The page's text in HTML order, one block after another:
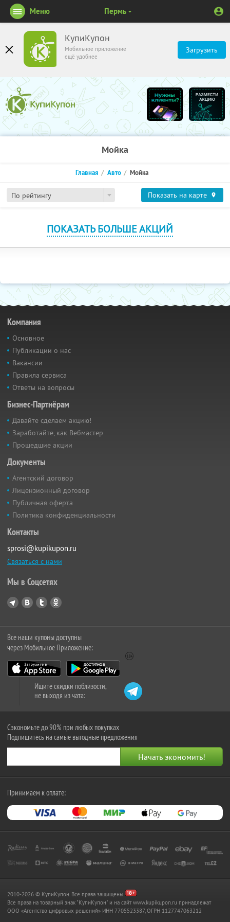
КупиКупон
Мобильное приложение
ещё удобнее
Загрузить
Меню Пермь
Мойка
По рейтингу
Главная Авто Мойка
Показать на карте
ПОКАЗАТЬ БОЛЬШЕ АКЦИЙ
Компания
Основное
Публикации о нас
Вакансии
Правила сервиса
Ответы на вопросы
Бизнес-Партнёрам
Давайте сделаем акцию!
Заработайте, как Вебмастер
Прошедшие акции
Документы
Агентский договор
Лицензионный договор
Публичная оферта
Политика конфиденциальности
Контакты
sprosi@kupikupon.ru
Связаться с нами
Мы в Соцсетях
Все наши купоны доступны
через Мобильное Приложение:
Ищите скидки поблизости,
не выходя из чата:
Сэкономьте до 90% при любых покупках
Подпишитесь на самые выгодные предложения
Принимаем к оплате:
2010-2026 © КупиКупон. Все права защищены.
Все права на товарный знак "КупиКупон" и на сайт www.kupikupon.ru принадлежат
OOO «Агентство цифровых решений» ИНН 7705523387, ОГРН 1127747063212